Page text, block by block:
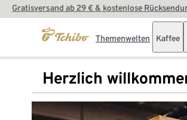
Gratisversand ab 29 € & kostenlose
Themenwelten Kaffee
Herzlich